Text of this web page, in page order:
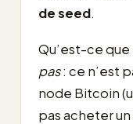
de seed.
Qu’est-ce
pas: ce n’est
node Bitcoin
pas acheter